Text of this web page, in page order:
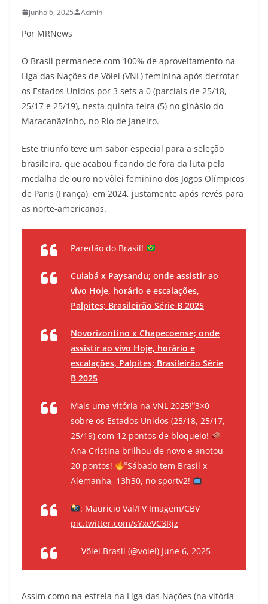
junho 6, 2025 Admin
Por MRNews
O Brasil permanece com 100% de aproveitamento na
Liga das Nações de Vôlei (VNL) feminina após derrotar
os Estados Unidos por 3 sets a 0 (parciais de 25/18,
25/17 e 25/19), nesta quinta-feira (5) no ginásio do
Maracanãzinho, no Rio de Janeiro.
Este triunfo teve um sabor especial para a seleção
brasileira, que acabou ficando de fora da luta pela
medalha de ouro no vôlei feminino dos Jogos Olímpicos
de Paris (França), em 2024, justamente após revés para
as norte-americanas.
Paredão do Brasil!
Cuiabá x Paysandu; onde assistir ao
vivo Hoje, horário e escalações,
Palpites; Brasileirão Série B 2025
Novorizontino x Chapecoense; onde
assistir ao vivo Hoje, horário e
escalações, Palpites; Brasileirão Série
B 2025
Mais uma vitória na VNL 2025!⁰3×0
sobre os Estados Unidos (25/18, 25/17,
25/19) com 12 pontos de bloqueio!
Ana Cristina brilhou de novo e anotou
20 pontos!
⁰Sábado tem Brasil x
Alemanha, 13h30, no sportv2!
: Mauricio Val/FV Imagem/CBV
pic.twitter.com/sYxeVC3Rjz
— Vôlei Brasil (@volei) June 6, 2025
Assim como na estreia na Liga das Nações (na vitória